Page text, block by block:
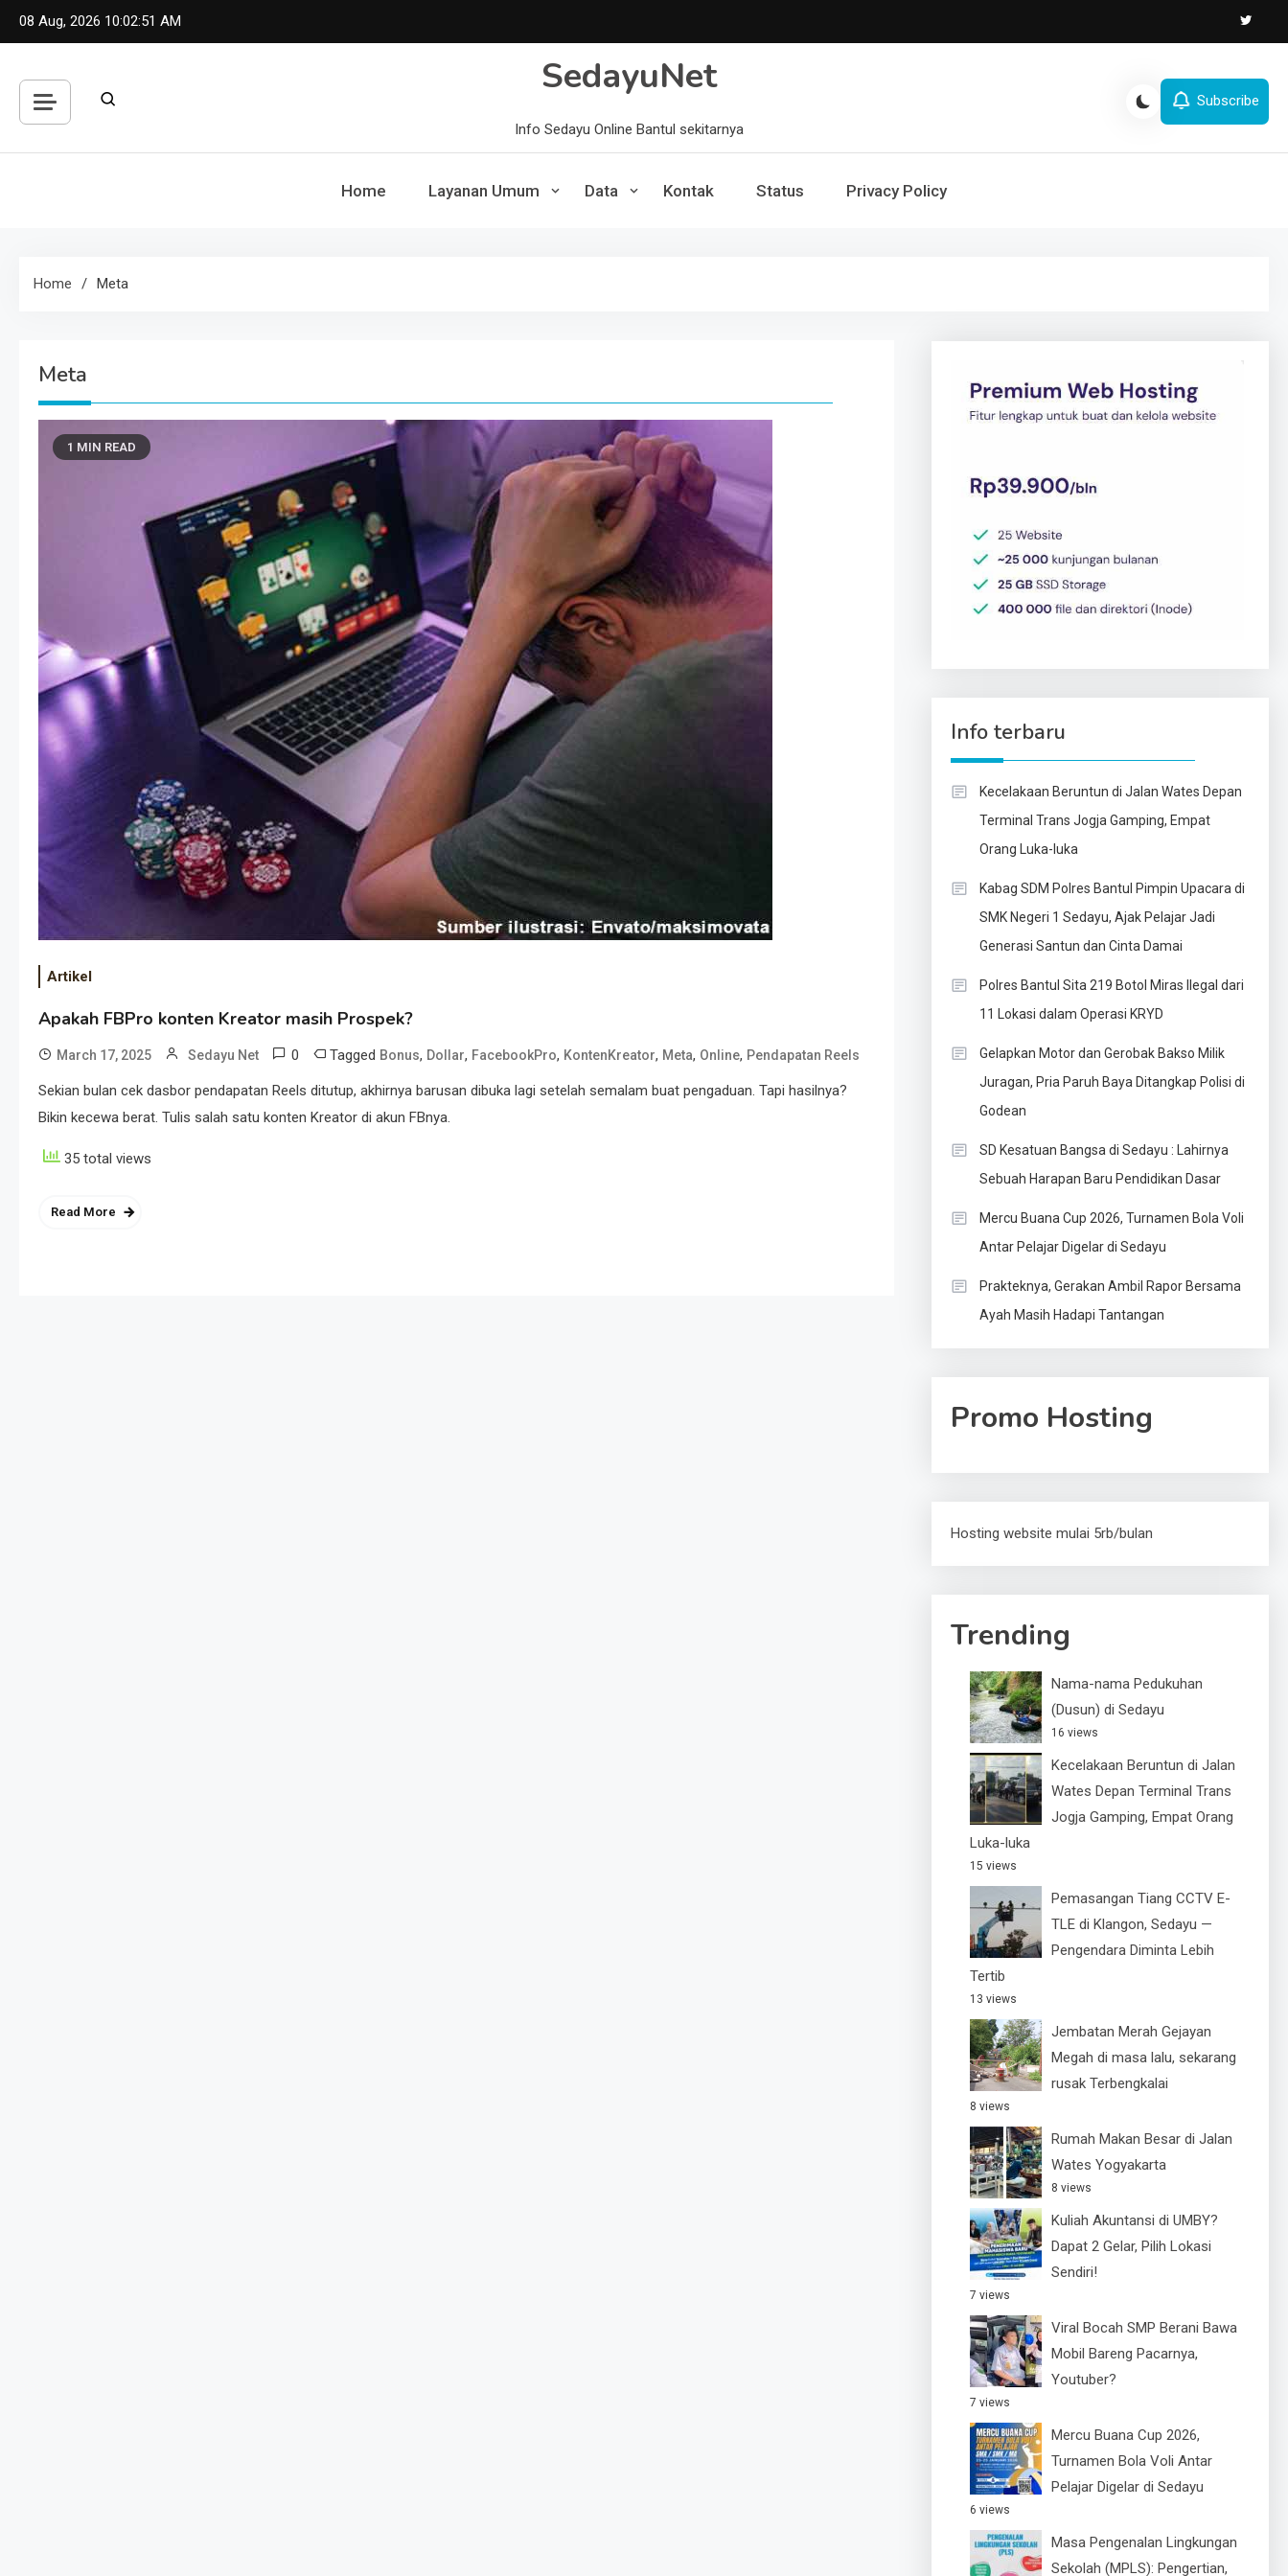
Skip
08 Aug, 2026 10:02:52 AM
SedayuNet
Info Sedayu Online Bantul sekitarnya
Subscribe
Home Layanan Umum Data Kontak Status Privacy Policy
Home Meta
Meta
1 MIN READ
Artikel
Apakah FBPro konten Kreator masih Prospek?
March 17, 2025 Sedayu Net 0 Tagged Bonus, Dollar, FacebookPro, KontenKreator, Meta, Online, Pendapatan Reels
Sekian bulan cek dasbor pendapatan Reels ditutup, akhirnya barusan dibuka lagi setelah semalam buat pengaduan. Tapi hasilnya?
Bikin kecewa berat. Tulis salah satu konten Kreator di akun FBnya.
35 total views
Read More
Info terbaru
Kecelakaan Beruntun di Jalan Wates Depan
Terminal Trans Jogja Gamping, Empat
Orang Luka-luka
Kabag SDM Polres Bantul Pimpin Upacara di
SMK Negeri 1 Sedayu, Ajak Pelajar Jadi
Generasi Santun dan Cinta Damai
Polres Bantul Sita 219 Botol Miras Ilegal dari
11 Lokasi dalam Operasi KRYD
Gelapkan Motor dan Gerobak Bakso Milik
Juragan, Pria Paruh Baya Ditangkap Polisi di
Godean
SD Kesatuan Bangsa di Sedayu : Lahirnya
Sebuah Harapan Baru Pendidikan Dasar
Mercu Buana Cup 2026, Turnamen Bola Voli
Antar Pelajar Digelar di Sedayu
Prakteknya, Gerakan Ambil Rapor Bersama
Ayah Masih Hadapi Tantangan
Promo Hosting
Hosting website mulai 5rb/bulan
Trending
Nama-nama Pedukuhan
(Dusun) di Sedayu
16 views
Kecelakaan Beruntun di Jalan
Wates Depan Terminal Trans
Jogja Gamping, Empat Orang
Luka-luka
15 views
Pemasangan Tiang CCTV E-
TLE di Klangon, Sedayu —
Pengendara Diminta Lebih
Tertib
13 views
Jembatan Merah Gejayan
Megah di masa lalu, sekarang
rusak Terbengkalai
8 views
Rumah Makan Besar di Jalan
Wates Yogyakarta
8 views
Kuliah Akuntansi di UMBY?
Dapat 2 Gelar, Pilih Lokasi
Sendiri!
7 views
Viral Bocah SMP Berani Bawa
Mobil Bareng Pacarnya,
Youtuber?
7 views
Mercu Buana Cup 2026,
Turnamen Bola Voli Antar
Pelajar Digelar di Sedayu
6 views
Masa Pengenalan Lingkungan
Sekolah (MPLS): Pengertian,